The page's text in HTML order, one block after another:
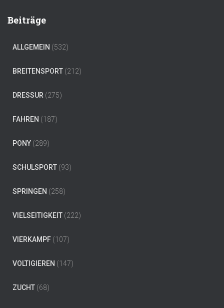
Beiträge
ALLGEMEIN (532)
BREITENSPORT (212)
DRESSUR (275)
FAHREN (187)
PONY (289)
SCHULSPORT (93)
SPRINGEN (258)
VIELSEITIGKEIT (222)
VIERKAMPF (107)
VOLTIGIEREN (147)
ZUCHT (68)